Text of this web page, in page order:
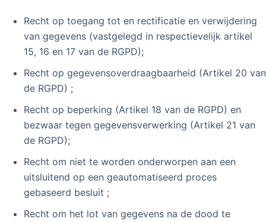
Recht op toegang tot en rectificatie en verwijdering
van gegevens (vastgelegd in respectievelijk artikel
15, 16 en 17 van de RGPD);
Recht op gegevensoverdraagbaarheid (Artikel 20 van
de RGPD) ;
Recht op beperking (Artikel 18 van de RGPD) en
bezwaar tegen gegevensverwerking (Artikel 21 van
de RGPD);
Recht om niet te worden onderworpen aan een
uitsluitend op een geautomatiseerd proces
gebaseerd besluit ;
Recht om het lot van gegevens na de dood te